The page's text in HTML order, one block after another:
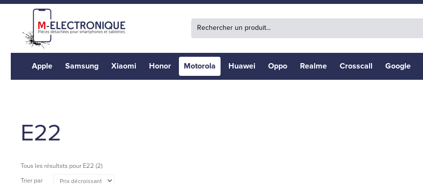
Apple Samsung Xiaomi Honor Motorola Huawei Oppo Realme Crosscall Google
E22
Tous les résultats pour E22 (2)
Trier par